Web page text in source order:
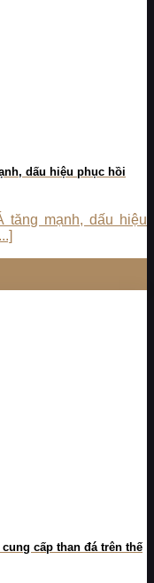
dấu hiệu phục hồi
tăng mạnh, dấu hiệu
cấp than đá trên thế